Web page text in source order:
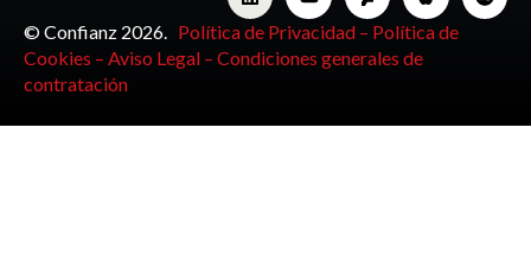
© Confianz 2026. Política de Privacidad – Política de
Cookies – Aviso Legal – Condiciones generales de
contratación